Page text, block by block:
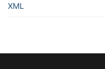
XML